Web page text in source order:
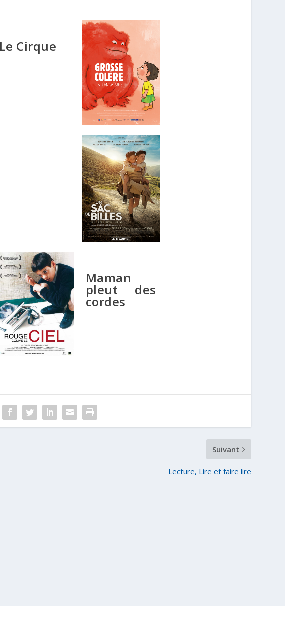
Le Cirque
Maman
pleut des
cordes
Suivant
Lecture, Lire et faire lire